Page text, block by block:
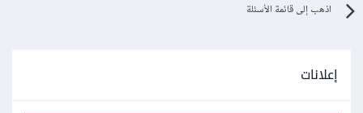
اذهب إلى قائمة الأسئلة
إعلانات